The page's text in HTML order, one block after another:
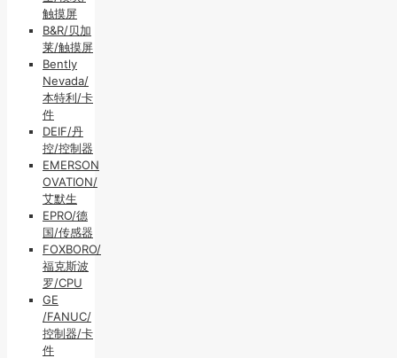
触摸屏
B&R/贝加
莱/触摸屏
Bently
Nevada/
本特利/卡
件
DEIF/丹
控/控制器
EMERSON
OVATION/
艾默生
EPRO/德
国/传感器
FOXBORO/
福克斯波
罗/CPU
GE
/FANUC/
控制器/卡
件